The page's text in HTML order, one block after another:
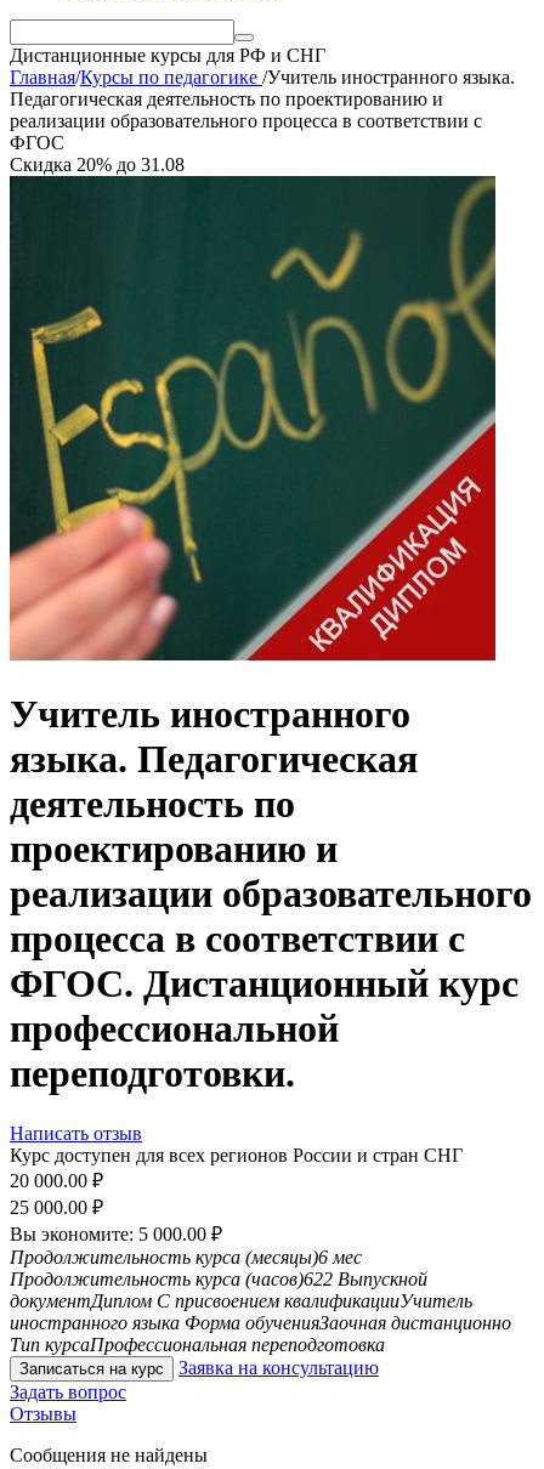
Дистанционные курсы для РФ и СНГ
Главная/Курсы по педагогике /Учитель иностранного языка.
Педагогическая деятельность по проектированию и
реализации образовательного процесса в соответствии с
ФГОС
Скидка 20% до 31.08
Учитель иностранного
языка. Педагогическая
деятельность по
проектированию и
реализации образовательного
процесса в соответствии с
ФГОС. Дистанционный курс
профессиональной
переподготовки.
Написать отзыв
Курс доступен для всех регионов России и стран СНГ
20 000.00 ₽
25 000.00 ₽
Вы экономите: 5 000.00 ₽
Продолжительность курса (месяцы)6 мес
Продолжительность курса (часов)622 Выпускной
документДиплом С присвоением квалификацииУчитель
иностранного языка Форма обученияЗаочная дистанционно
Тип курсаПрофессиональная переподготовка
Записаться на курс
Заявка на консультацию
Задать вопрос
Отзывы
Сообщения не найдены